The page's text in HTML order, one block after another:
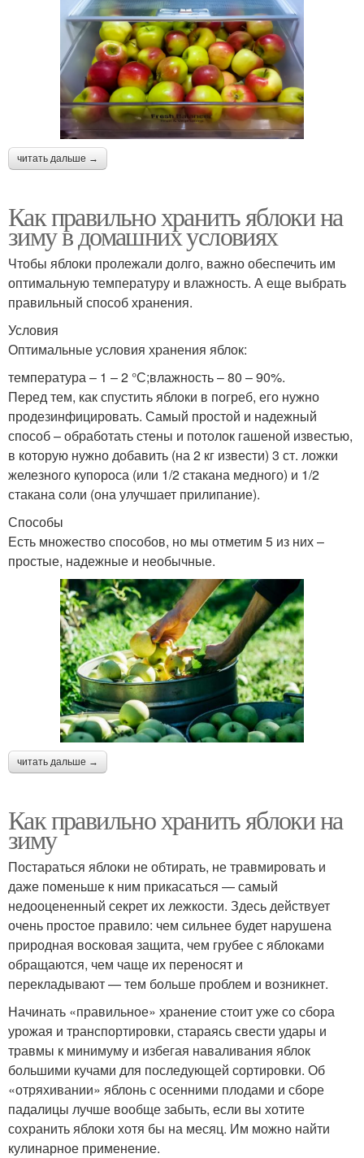
читать дальше →
Как правильно хранить яблоки на
зиму в домашних условиях
Чтобы яблоки пролежали долго, важно обеспечить им
оптимальную температуру и влажность. А еще выбрать
правильный способ хранения.
Условия
Оптимальные условия хранения яблок:
температура – 1 – 2 °С;влажность – 80 – 90%.
Перед тем, как спустить яблоки в погреб, его нужно
продезинфицировать. Самый простой и надежный
способ – обработать стены и потолок гашеной известью,
в которую нужно добавить (на 2 кг извести) 3 ст. ложки
железного купороса (или 1/2 стакана медного) и 1/2
стакана соли (она улучшает прилипание).
Способы
Есть множество способов, но мы отметим 5 из них –
простые, надежные и необычные.
читать дальше →
Как правильно хранить яблоки на
зиму
Постараться яблоки не обтирать, не травмировать и
даже поменьше к ним прикасаться — самый
недооцененный секрет их лежкости. Здесь действует
очень простое правило: чем сильнее будет нарушена
природная восковая защита, чем грубее с яблоками
обращаются, чем чаще их переносят и
перекладывают — тем больше проблем и возникнет.
Начинать «правильное» хранение стоит уже со сбора
урожая и транспортировки, стараясь свести удары и
травмы к минимуму и избегая наваливания яблок
большими кучами для последующей сортировки. Об
«отряхивании» яблонь с осенними плодами и сборе
падалицы лучше вообще забыть, если вы хотите
сохранить яблоки хотя бы на месяц. Им можно найти
кулинарное применение.